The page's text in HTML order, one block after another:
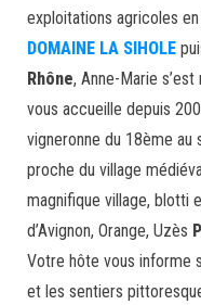
exploitations agricoles
DOMAINE LA SIHOLE
Rhône, Anne-Marie
vous accueille depuis
vigneronne du 18ème au
proche du village
magnifique village, blotti
d’Avignon, Orange, Uzès
Votre hôte vous informe
et les sentiers